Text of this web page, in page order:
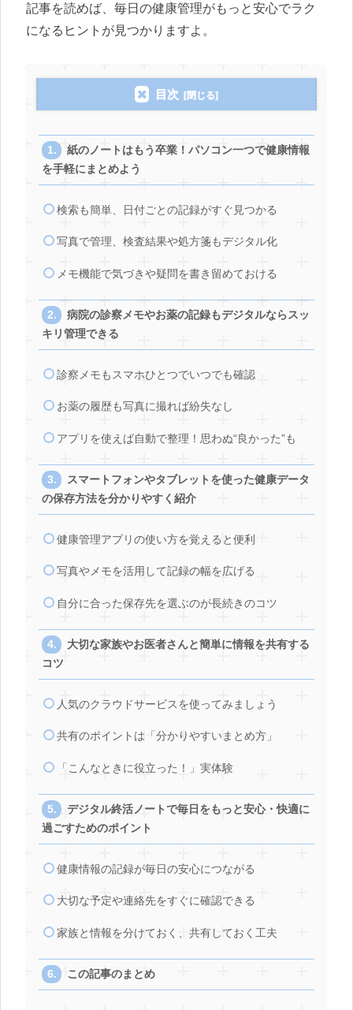
記事を読めば、毎日の健康管理がもっと安心でラク
になるヒントが見つかりますよ。
目次
紙のノートはもう卒業！パソコン一つで健康情報
を手軽にまとめよう
検索も簡単、日付ごとの記録がすぐ見つかる
写真で管理、検査結果や処方箋もデジタル化
メモ機能で気づきや疑問を書き留めておける
病院の診察メモやお薬の記録もデジタルならスッ
キリ管理できる
診察メモもスマホひとつでいつでも確認
お薬の履歴も写真に撮れば紛失なし
アプリを使えば自動で整理！思わぬ“良かった”も
スマートフォンやタブレットを使った健康データ
の保存方法を分かりやすく紹介
健康管理アプリの使い方を覚えると便利
写真やメモを活用して記録の幅を広げる
自分に合った保存先を選ぶのが長続きのコツ
大切な家族やお医者さんと簡単に情報を共有する
コツ
人気のクラウドサービスを使ってみましょう
共有のポイントは「分かりやすいまとめ方」
「こんなときに役立った！」実体験
デジタル終活ノートで毎日をもっと安心・快適に
過ごすためのポイント
健康情報の記録が毎日の安心につながる
大切な予定や連絡先をすぐに確認できる
家族と情報を分けておく、共有しておく工夫
この記事のまとめ